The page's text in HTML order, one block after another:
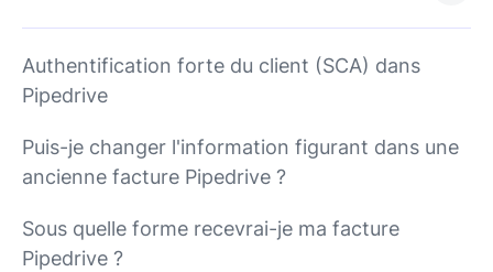
Authentification forte du client (SCA) dans
Pipedrive
Puis-je changer l'information figurant dans une
ancienne facture Pipedrive ?
Sous quelle forme recevrai-je ma facture
Pipedrive ?